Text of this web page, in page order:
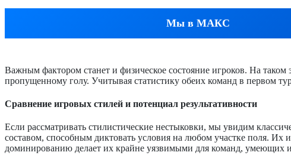
Мы в МАКС
Важным фактором станет и физическое состояние игроков. На
пропущенному голу. Учитывая статистику обеих команд в первом
Сравнение игровых стилей и потенциал результативности
Если рассматривать стилистические нестыковки, мы увидим
составом, способным диктовать условия на любом участке поля.
доминированию делает их крайне уязвимыми для команд, умеющих